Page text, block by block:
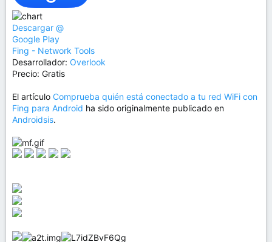
Descargar @
Google Play
Fing - Network Tools
Desarrollador: Overlook
Precio: Gratis
El artículo Comprueba quién está conectado a tu red WiFi con
Fing para Android ha sido originalmente publicado en
Androidsis.